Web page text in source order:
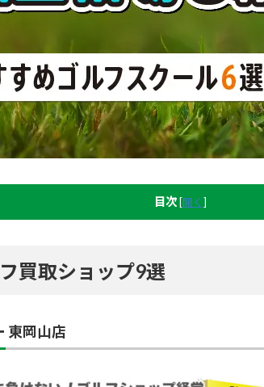
目次 [開く ]
買取ショップ9選
東岡山店